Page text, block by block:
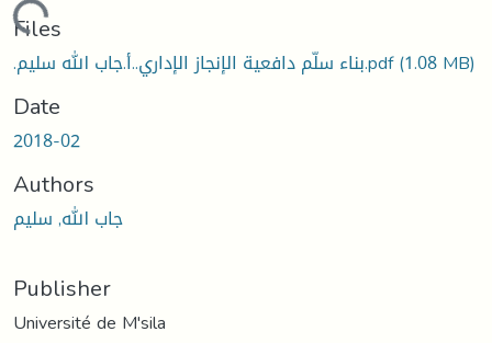
Loading...
Files
.بناء سلّم دافعية الإنجاز الإداري..أ.جاب الله سليم.pdf(1.08 MB)
Date
2018-02
Authors
جاب الله, سليم
Publisher
Université de M'sila